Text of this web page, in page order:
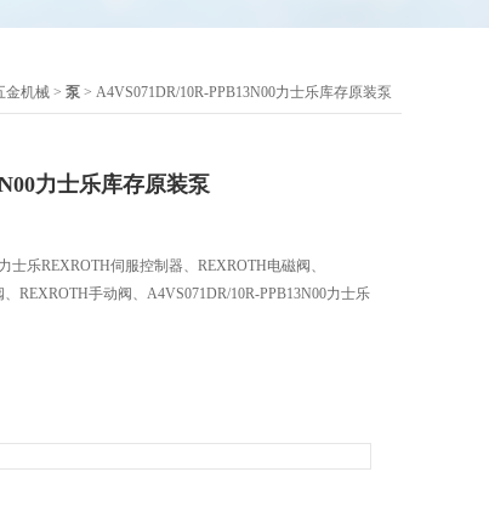
金机械 > 泵 > A4VS071DR/10R-PPB13N00力士乐库存原装泵
力士乐库存原装泵
乐REXROTH伺服控制器、REXROTH电磁阀、
REXROTH手动阀、A4VS071DR/10R-PPB13N00力士乐